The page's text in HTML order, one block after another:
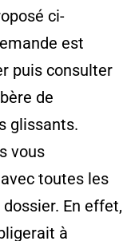
ci-
est
puis consulter
de
glissants.
vous
toutes les
En effet,
à